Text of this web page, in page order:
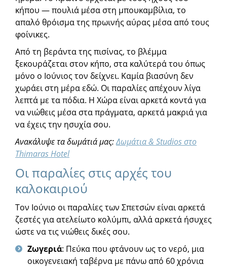
κήπου — πουλιά μέσα στη μπουκαμβίλια, το
απαλό θρόισμα της πρωινής αύρας μέσα από τους
φοίνικες.
Από τη βεράντα της πισίνας, το βλέμμα
ξεκουράζεται στον κήπο, στα καλύτερά του όπως
μόνο ο Ιούνιος τον δείχνει. Καμία βιασύνη δεν
χωράει στη μέρα εδώ. Οι παραλίες απέχουν λίγα
λεπτά με τα πόδια. Η Χώρα είναι αρκετά κοντά για
να νιώθεις μέσα στα πράγματα, αρκετά μακριά για
να έχεις την ησυχία σου.
Ανακάλυψε τα δωμάτιά μας:Δωμάτια & Studios στο
Thimaras Hotel
Οι παραλίες στις αρχές του
καλοκαιριού
Τον Ιούνιο οι παραλίες των Σπετσών είναι αρκετά
ζεστές για ατελείωτο κολύμπι, αλλά αρκετά ήσυχες
ώστε να τις νιώθεις δικές σου.
Ζωγεριά: Πεύκα που φτάνουν ως το νερό, μια
οικογενειακή ταβέρνα με πάνω από 60 χρόνια